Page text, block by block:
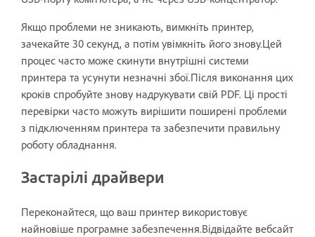
Якщо проблеми не зникають, вимкніть принтер,
зачекайте 30 секунд, а потім увімкніть його знову.Цей
процес часто може скинути внутрішні системи
принтера та усунути незначні збої.Після виконання цих
кроків спробуйте знову надрукувати свій PDF. Ці прості
перевірки часто можуть вирішити поширені проблеми
з підключенням принтера та забезпечити правильну
роботу обладнання.
Застарілі драйвери
Переконайтеся, що ваш принтер використовує
найновіше програмне забезпечення.Відвідайте вебсайт